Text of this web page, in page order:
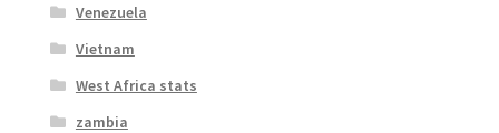
Venezuela
Vietnam
West Africa stats
zambia